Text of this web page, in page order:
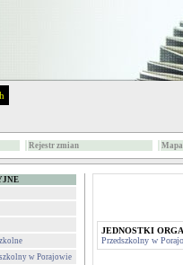
Rejestr zmian
w Porajowie
JEDNOSTKI
Przedszkolny w